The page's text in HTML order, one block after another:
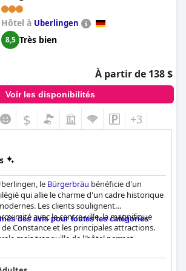
Hôtel à Uberlingen
8,5 Très bien
À partir de 138 $
Voir les disponibilités
$ +3
le Bürgerbräu bénéficie d'un
qui allie le charme d'un cadre historique
Les clients soulignent
avec le centre-ville, la magnifique
Constance et les principales attractions.
mais tranquille de l'hôtel permet
aux boutiques, aux restaurants et aux sites
fait un point de départ idéal pour explorer
des avis pour toutes les catégories